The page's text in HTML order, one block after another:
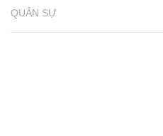
QUÂN SỰ